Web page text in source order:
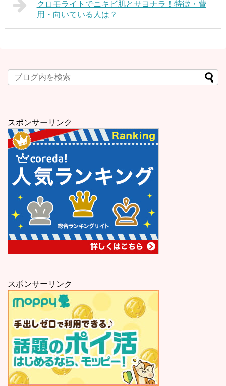
クロモライトでニキビ肌とサヨナラ！特徴・費
用・向いている人は？
スポンサーリンク
スポンサーリンク